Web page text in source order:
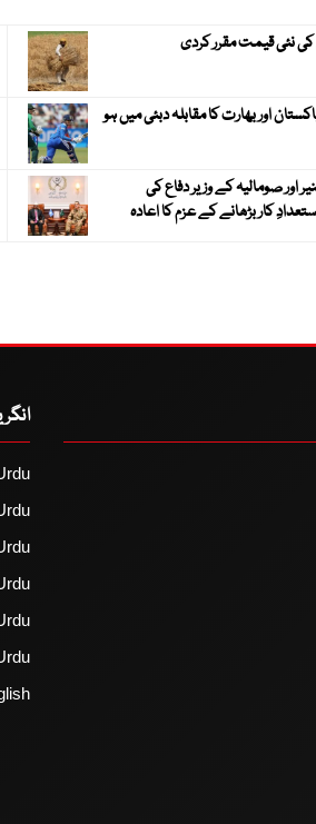
نئی قیمت مقرر کردی
ایشیا کپ 2026، پاکستان اور بھارت کا مقابلہ دبئی میں ہو
اور صومالیہ کے وزیر دفاع کی
کار بڑھانے کے عزم کا اعادہ